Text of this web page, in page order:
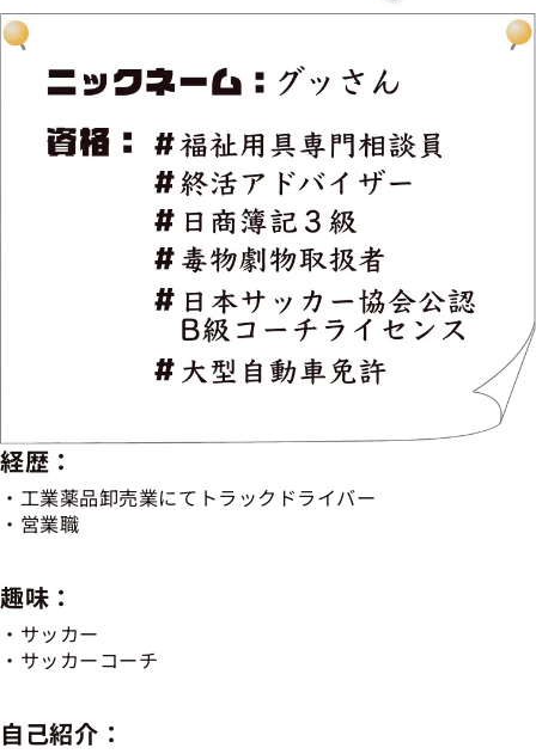
経歴：
工業薬品卸売業にてトラックドライバー
営業職
趣味：
サッカー
サッカーコーチ
自己紹介：